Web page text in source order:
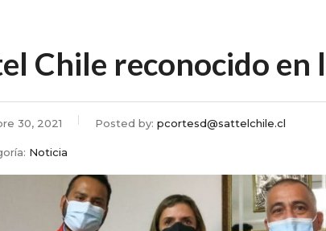
Chile reconocido en
30, 2021 Posted by: pcortesd@sattelchile.cl
Noticia